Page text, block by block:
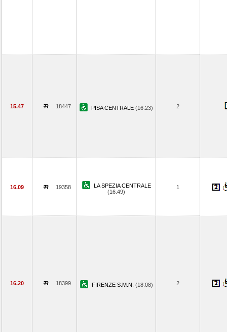
15.47 18447 PISA CENTRALE (16.23) 2
16.09 19358
LA SPEZIA CENTRALE
(16.49)
1
16.20 18399 FIRENZE S.M.N. (18.08) 2